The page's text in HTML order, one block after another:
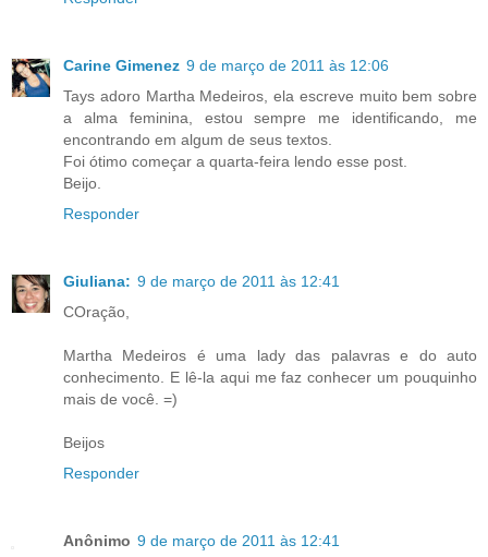
Carine Gimenez 9 de março de 2011 às 12:06
Tays adoro Martha Medeiros, ela escreve muito bem sobre
a alma feminina, estou sempre me identificando, me
encontrando em algum de seus textos.
Foi ótimo começar a quarta-feira lendo esse post.
Beijo.
Responder
Giuliana: 9 de março de 2011 às 12:41
COração,
Martha Medeiros é uma lady das palavras e do auto
conhecimento. E lê-la aqui me faz conhecer um pouquinho
mais de você. =)
Beijos
Responder
Anônimo 9 de março de 2011 às 12:41